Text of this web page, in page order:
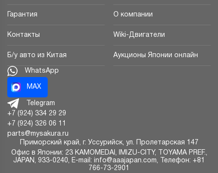
Гарантия О компании
Контакты Wiki-Двигатели
Б/у авто из Китая Аукционы Японии онлайн
WhatsApp
MAX
Telegram
+7 (924) 334 29 29
+7 (924) 326 06 11
parts@mysakura.ru
Приморский край, г. Уссурийск, ул. Пролетарская 147
Офис в Японии: 23 KAMOMEDAI, IMIZU-CITY, TOYAMA PREF.,
JAPAN, 933-0240, E-mail: info@aaajapan.com, Телефон: +81
766-73-2901